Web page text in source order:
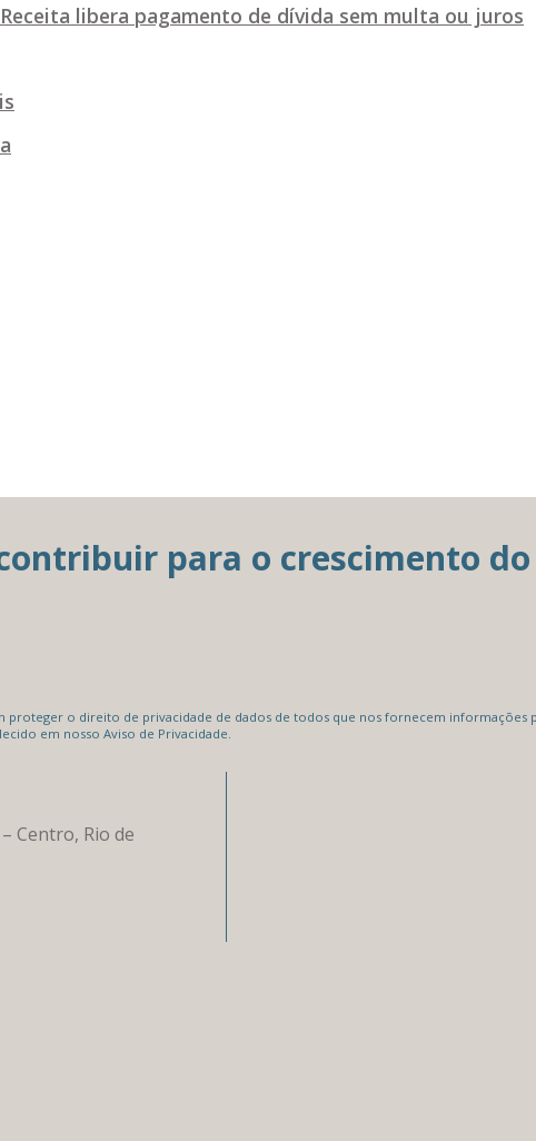
libera pagamento de dívida sem multa ou juros
para o crescimento
o direito de privacidade de dados de todos que nos fornecem informações
em nosso Aviso de Privacidade.
Centro, Rio de